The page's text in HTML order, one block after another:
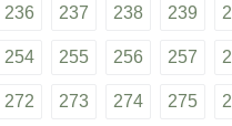
236 237 238 239
254 255 256 257
272 273 274 275